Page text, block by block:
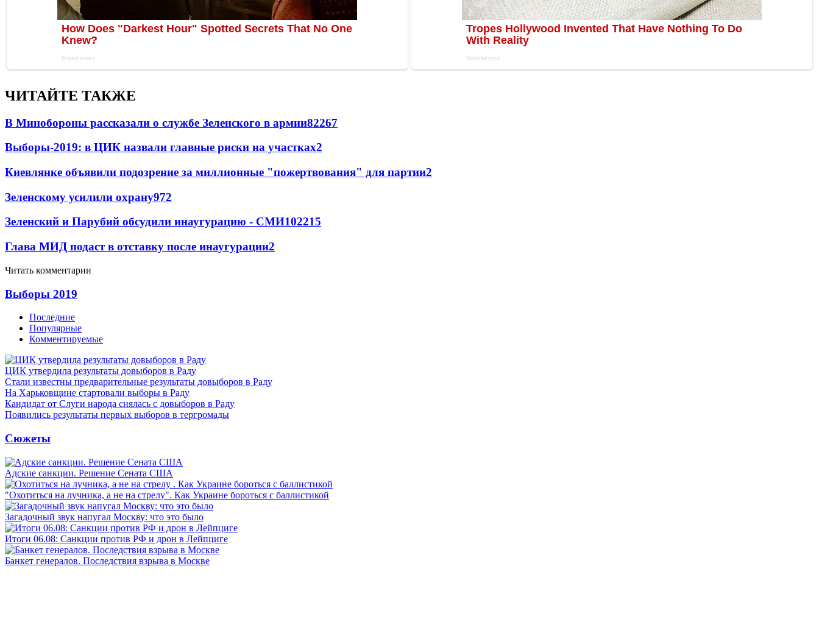
ЧИТАЙТЕ ТАКЖЕ
В Минобороны рассказали о службе Зеленского в армии82267
Выборы-2019: в ЦИК назвали главные риски на участках2
Киевлянке объявили подозрение за миллионные "пожертвования" для партии2
Зеленскому усилили охрану972
Зеленский и Парубий обсудили инаугурацию - СМИ102215
Глава МИД подаст в отставку после инаугурации2
Читать комментарии
Выборы 2019
Последние
Популярные
Комментируемые
ЦИК утвердила результаты довыборов в Раду
Стали известны предварительные результаты довыборов в Раду
На Харьковщине стартовали выборы в Раду
Кандидат от Слуги народа снялась с довыборов в Раду
Появились результаты первых выборов в тергромады
Сюжеты
Адские санкции. Решение Сената США
"Охотиться на лучника, а не на стрелу". Как Украине бороться с баллистикой
Загадочный звук напугал Москву: что это было
Итоги 06.08: Санкции против РФ и дрон в Лейпциге
Банкет генералов. Последствия взрыва в Москве